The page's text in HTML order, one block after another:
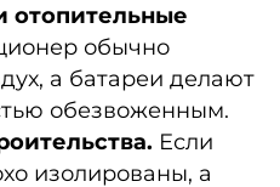
отопительные
обычно
а батареи делают
обезвоженным.
Если
изолированы, а